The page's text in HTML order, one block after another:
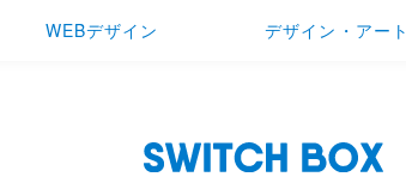
WEBデザイン デザイン・アート